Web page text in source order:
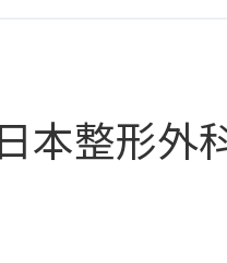
本整形外